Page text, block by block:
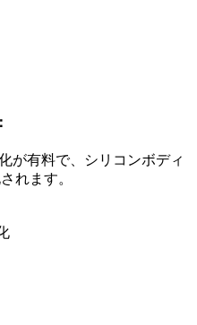
が有料で、シリコンボディ
れます。